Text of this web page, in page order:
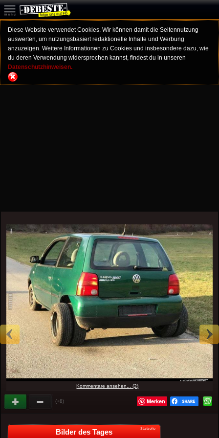
Diese Website verwendet Cookies. Wir können damit die Seitennutzung
auswerten, um nutzungsbasiert redaktionelle Inhalte und Werbung
anzuzeigen. Weitere Informationen zu Cookies und insbesondere dazu, wie
du deren Verwendung widersprechen kannst, findest du in unseren
Datenschutzhinweisen.
Kommentare ansehen... (2)
(+8) Merken
Bilder des Tages Startseite